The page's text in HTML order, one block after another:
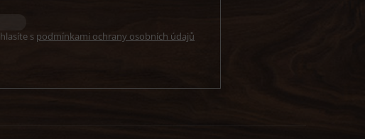
s podmínkami ochrany osobních údajů